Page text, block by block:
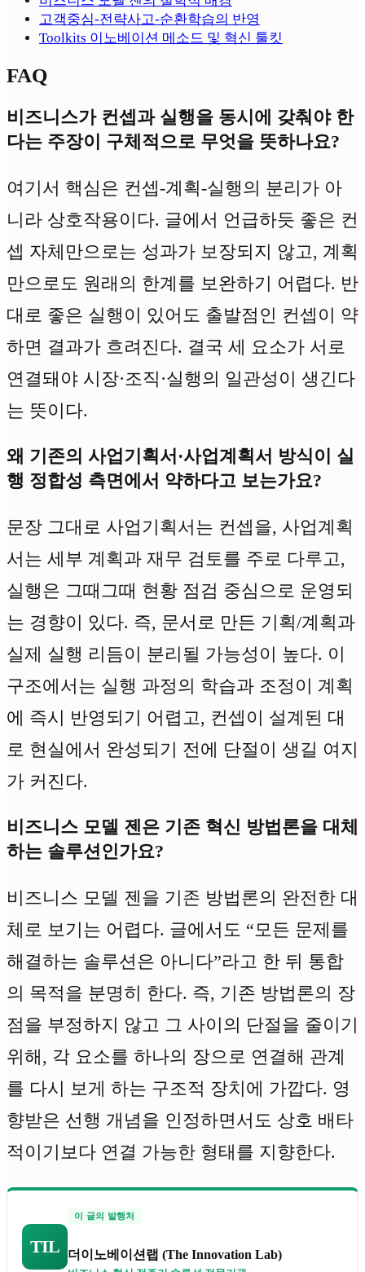
고객중심-전략사고-순환학습의 반영
Toolkits 이노베이션 메소드 및 혁신 툴킷
FAQ
비즈니스가 컨셉과 실행을 동시에 갖춰야 한
다는 주장이 구체적으로 무엇을 뜻하나요?
여기서 핵심은 컨셉-계획-실행의 분리가 아
니라 상호작용이다. 글에서 언급하듯 좋은 컨
셉 자체만으로는 성과가 보장되지 않고, 계획
만으로도 원래의 한계를 보완하기 어렵다. 반
대로 좋은 실행이 있어도 출발점인 컨셉이 약
하면 결과가 흐려진다. 결국 세 요소가 서로
연결돼야 시장·조직·실행의 일관성이 생긴다
는 뜻이다.
왜 기존의 사업기획서·사업계획서 방식이 실
행 정합성 측면에서 약하다고 보는가요?
문장 그대로 사업기획서는 컨셉을, 사업계획
서는 세부 계획과 재무 검토를 주로 다루고,
실행은 그때그때 현황 점검 중심으로 운영되
는 경향이 있다. 즉, 문서로 만든 기획/계획과
실제 실행 리듬이 분리될 가능성이 높다. 이
구조에서는 실행 과정의 학습과 조정이 계획
에 즉시 반영되기 어렵고, 컨셉이 설계된 대
로 현실에서 완성되기 전에 단절이 생길 여지
가 커진다.
비즈니스 모델 젠은 기존 혁신 방법론을 대체
하는 솔루션인가요?
비즈니스 모델 젠을 기존 방법론의 완전한 대
체로 보기는 어렵다. 글에서도 “모든 문제를
해결하는 솔루션은 아니다”라고 한 뒤 통합
의 목적을 분명히 한다. 즉, 기존 방법론의 장
점을 부정하지 않고 그 사이의 단절을 줄이기
위해, 각 요소를 하나의 장으로 연결해 관계
를 다시 보게 하는 구조적 장치에 가깝다. 영
향받은 선행 개념을 인정하면서도 상호 배타
적이기보다 연결 가능한 형태를 지향한다.
TIL
이 글의 발행처
더이노베이션랩 (The Innovation Lab)